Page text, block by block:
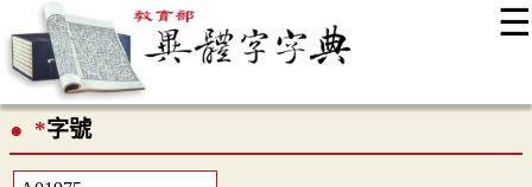
☰
最新消息
*字號